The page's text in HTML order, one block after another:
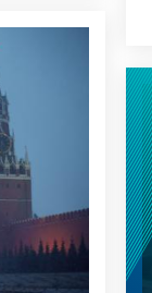
wir
kann